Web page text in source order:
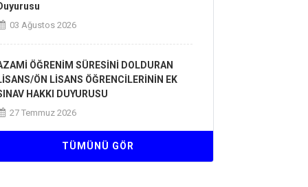
03 Ağustos 2026
ÖĞRENİM SÜRESİNİ DOLDURAN
ÖN LİSANS ÖĞRENCİLERİNİN EK
HAKKI DUYURUSU
27 Temmuz 2026
2026-2027 EĞİTİM-ÖĞRETİM YILI
TÜMÜNÜ GÖR